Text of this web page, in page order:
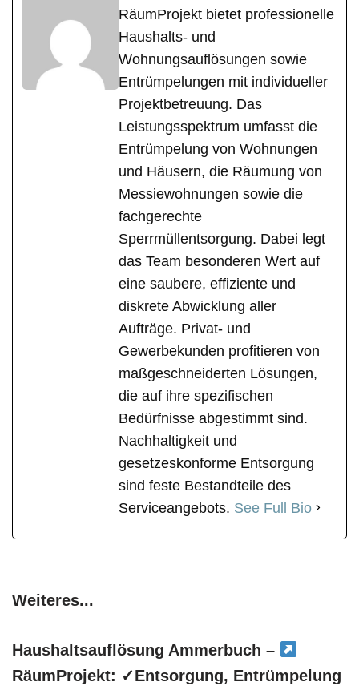
RäumProjekt bietet professionelle
Haushalts- und
Wohnungsauflösungen sowie
Entrümpelungen mit individueller
Projektbetreuung. Das
Leistungsspektrum umfasst die
Entrümpelung von Wohnungen
und Häusern, die Räumung von
Messiewohnungen sowie die
fachgerechte
Sperrmüllentsorgung. Dabei legt
das Team besonderen Wert auf
eine saubere, effiziente und
diskrete Abwicklung aller
Aufträge. Privat- und
Gewerbekunden profitieren von
maßgeschneiderten Lösungen,
die auf ihre spezifischen
Bedürfnisse abgestimmt sind.
Nachhaltigkeit und
gesetzeskonforme Entsorgung
sind feste Bestandteile des
Serviceangebots. See Full Bio
Weiteres...
Haushaltsauflösung Ammerbuch –
RäumProjekt: ✓Entsorgung, Entrümpelung